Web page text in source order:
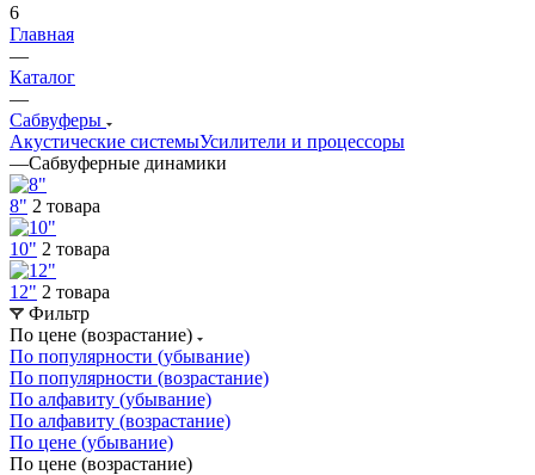
6
Главная
—
Каталог
—
Сабвуферы
Акустические системыУсилители и процессоры
—Сабвуферные динамики
8" 2 товара
10" 2 товара
12" 2 товара
Фильтр
По цене (возрастание)
По популярности (убывание)
По популярности (возрастание)
По алфавиту (убывание)
По алфавиту (возрастание)
По цене (убывание)
По цене (возрастание)